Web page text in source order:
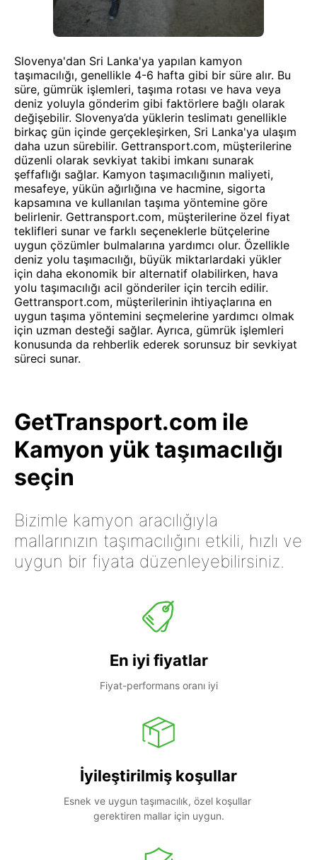
Slovenya'dan Sri Lanka'ya yapılan kamyon
taşımacılığı, genellikle 4-6 hafta gibi bir süre alır. Bu
süre, gümrük işlemleri, taşıma rotası ve hava veya
deniz yoluyla gönderim gibi faktörlere bağlı olarak
değişebilir. Slovenya’da yüklerin teslimatı genellikle
birkaç gün içinde gerçekleşirken, Sri Lanka'ya ulaşım
daha uzun sürebilir. Gettransport.com, müşterilerine
düzenli olarak sevkiyat takibi imkanı sunarak
şeffaflığı sağlar. Kamyon taşımacılığının maliyeti,
mesafeye, yükün ağırlığına ve hacmine, sigorta
kapsamına ve kullanılan taşıma yöntemine göre
belirlenir. Gettransport.com, müşterilerine özel fiyat
teklifleri sunar ve farklı seçeneklerle bütçelerine
uygun çözümler bulmalarına yardımcı olur. Özellikle
deniz yolu taşımacılığı, büyük miktarlardaki yükler
için daha ekonomik bir alternatif olabilirken, hava
yolu taşımacılığı acil gönderiler için tercih edilir.
Gettransport.com, müşterilerinin ihtiyaçlarına en
uygun taşıma yöntemini seçmelerine yardımcı olmak
için uzman desteği sağlar. Ayrıca, gümrük işlemleri
konusunda da rehberlik ederek sorunsuz bir sevkiyat
süreci sunar.
GetTransport.com ile
Kamyon yük taşımacılığı
seçin
Bizimle kamyon aracılığıyla
mallarınızın taşımacılığını etkili, hızlı ve
uygun bir fiyata düzenleyebilirsiniz.
En iyi fiyatlar
Fiyat-performans oranı iyi
İyileştirilmiş koşullar
Esnek ve uygun taşımacılık, özel koşullar
gerektiren mallar için uygun.